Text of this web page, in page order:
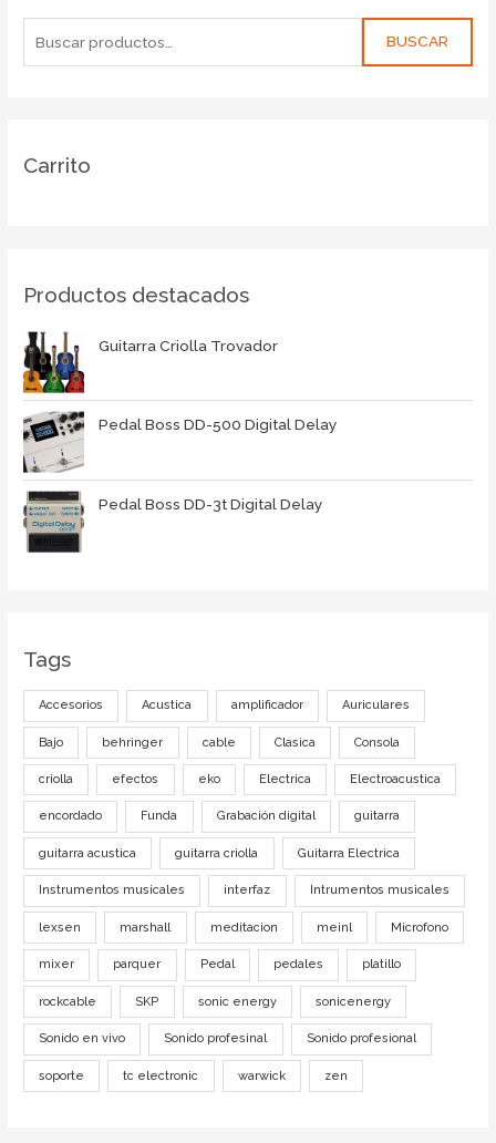
BUSCAR
Carrito
Productos destacados
Guitarra Criolla Trovador
Pedal Boss DD-500 Digital Delay
Pedal Boss DD-3t Digital Delay
Tags
Accesorios Acustica amplificador Auriculares
Bajo behringer cable Clasica Consola
criolla efectos eko Electrica Electroacustica
encordado Funda Grabación digital guitarra
guitarra acustica guitarra criolla Guitarra Electrica
Instrumentos musicales interfaz Intrumentos musicales
lexsen marshall meditacion meinl Microfono
mixer parquer Pedal pedales platillo
rockcable SKP sonic energy sonicenergy
Sonido en vivo Sonido profesinal Sonido profesional
soporte tc electronic warwick zen